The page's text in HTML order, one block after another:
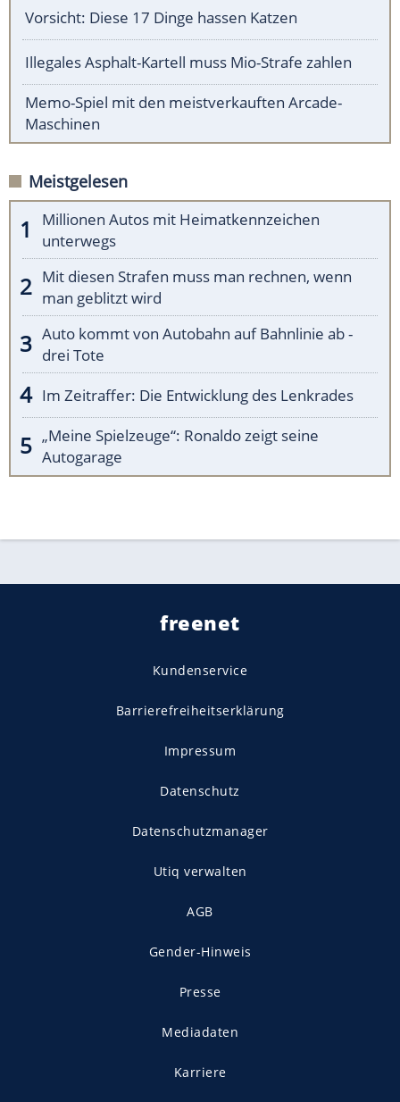
Vorsicht: Diese 17 Dinge hassen Katzen
Illegales Asphalt-Kartell muss Mio-Strafe zahlen
Memo-Spiel mit den meistverkauften Arcade-
Maschinen
Meistgelesen
Millionen Autos mit Heimatkennzeichen
unterwegs
Mit diesen Strafen muss man rechnen, wenn
man geblitzt wird
Auto kommt von Autobahn auf Bahnlinie ab -
drei Tote
Im Zeitraffer: Die Entwicklung des Lenkrades
„Meine Spielzeuge“: Ronaldo zeigt seine
Autogarage
freenet
Kundenservice
Barrierefreiheitserklärung
Impressum
Datenschutz
Datenschutzmanager
Utiq verwalten
AGB
Gender-Hinweis
Presse
Mediadaten
Karriere